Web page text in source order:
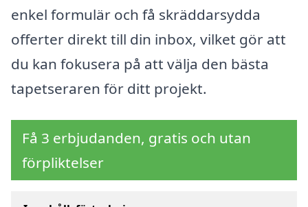
enkel formulär och få skräddarsydda
offerter direkt till din inbox, vilket gör att
du kan fokusera på att välja den bästa
tapetseraren för ditt projekt.
Få 3 erbjudanden, gratis och utan
förpliktelser